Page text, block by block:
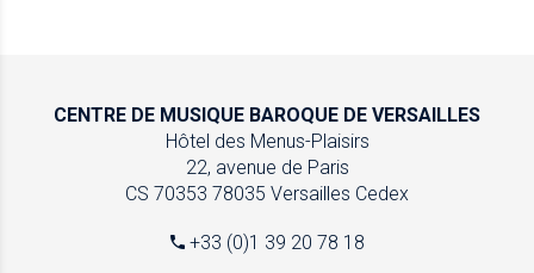
CENTRE DE MUSIQUE BAROQUE DE VERSAILLES
Hôtel des Menus-Plaisirs
22, avenue de Paris
CS 70353 78035 Versailles Cedex
+33 (0)1 39 20 78 18